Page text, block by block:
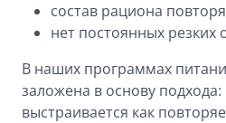
состав рациона
нет постоянных резких
В наших программах
заложена в основу
выстраивается как